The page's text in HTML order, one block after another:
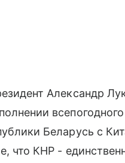
Александр
Беларусь с
что КНР -